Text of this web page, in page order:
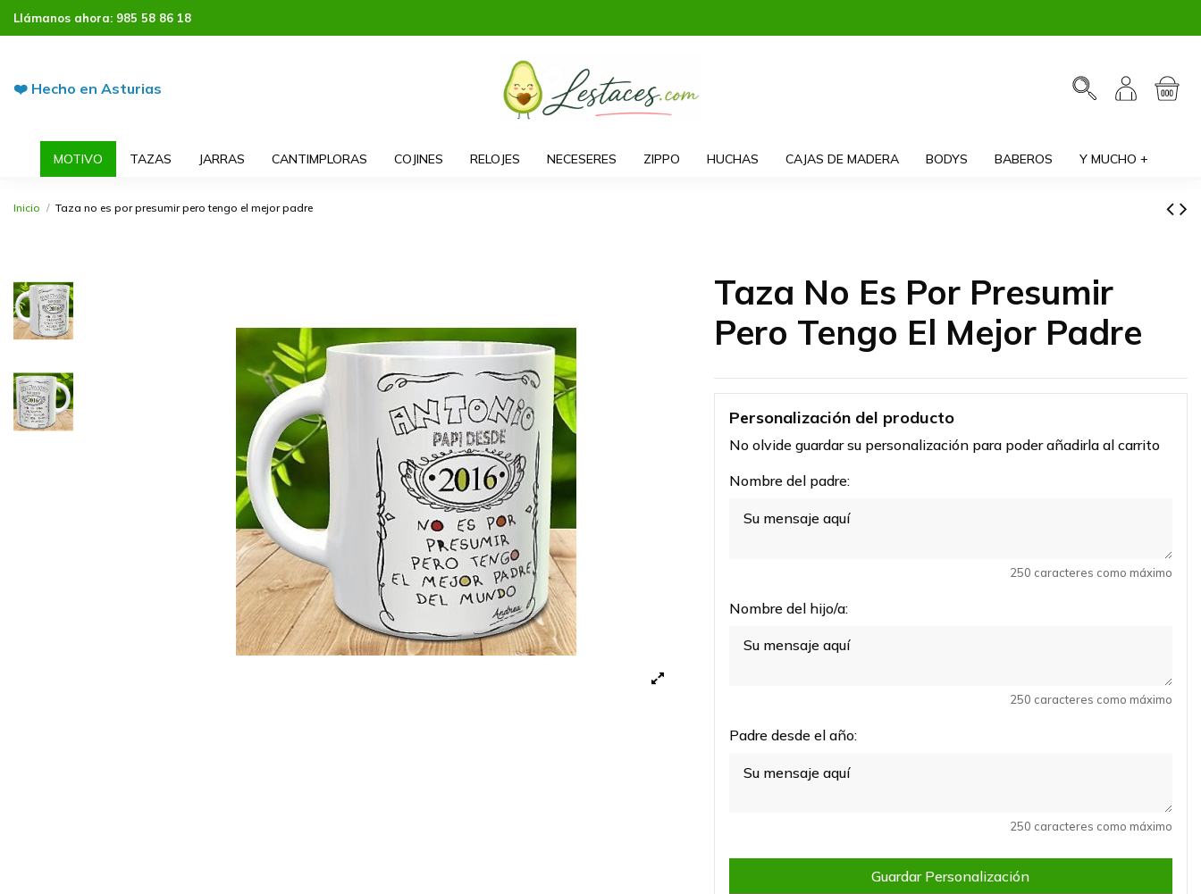
Llámanos ahora: 985 58 86 18
❤️ Hecho en Asturias
MOTIVO TAZAS JARRAS CANTIMPLORAS COJINES RELOJES NECESERES ZIPPO HUCHAS CAJAS DE MADERA BODYS BABEROS Y MUCHO +
Inicio Taza no es por presumir pero tengo el mejor padre
Taza No Es Por Presumir
Pero Tengo El Mejor Padre
Personalización del producto
No olvide guardar su personalización para poder añadirla al carrito
Nombre del padre:
250 caracteres como máximo
Nombre del hijo/a:
250 caracteres como máximo
Padre desde el año:
250 caracteres como máximo
Guardar Personalización